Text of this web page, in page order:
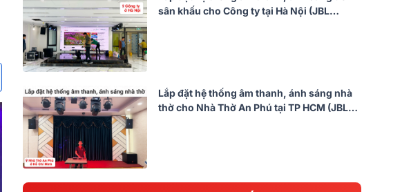
sân khấu cho Công ty tại Hà Nội (JBL
Lắp đặt hệ thống âm thanh, ánh sáng nhà
thờ cho Nhà Thờ An Phú tại TP HCM (JBL